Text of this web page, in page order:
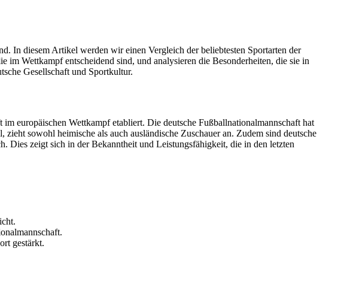
In diesem Artikel werden wir einen Vergleich der beliebtesten Sportarten der
im Wettkampf entscheidend sind, und analysieren die Besonderheiten, die sie in
Gesellschaft und Sportkultur.
europäischen Wettkampf etabliert. Die deutsche Fußballnationalmannschaft hat
sowohl heimische als auch ausländische Zuschauer an. Zudem sind deutsche
Dies zeigt sich in der Bekanntheit und Leistungsfähigkeit, die in den letzten
gestärkt.